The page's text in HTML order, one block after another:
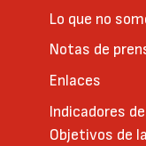
Lo que no
Notas de
Enlaces
Indicadores
Objetivos de